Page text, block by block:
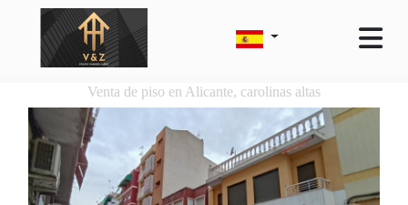
Venta de piso en Alicante, carolinas altas